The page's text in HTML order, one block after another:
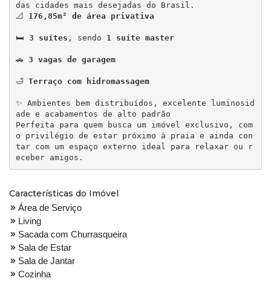
das cidades mais desejadas do Brasil.
📐 176,85m² de área privativa
🛏 3 suítes , sendo 1 suíte master
🚗 3 vagas de garagem
🛁 Terraço com hidromassagem
✨ Ambientes bem distribuídos, excelente luminosid
ade e acabamentos de alto padrão
Perfeita para quem busca um imóvel exclusivo, com
o privilégio de estar próximo à praia e ainda con
tar com um espaço externo ideal para relaxar ou r
Características do Imóvel
Área de Serviço
Living
Sacada com Churrasqueira
Sala de Estar
Sala de Jantar
Cozinha